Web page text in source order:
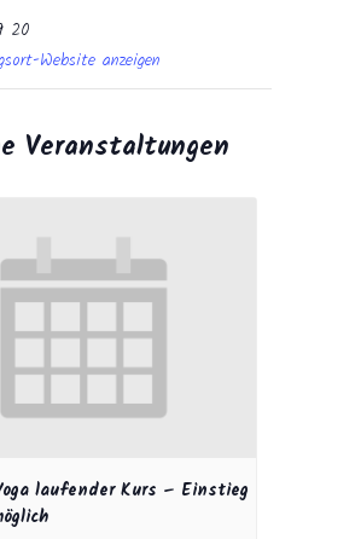
20
Website anzeigen
Veranstaltungen
laufender Kurs – Einstieg